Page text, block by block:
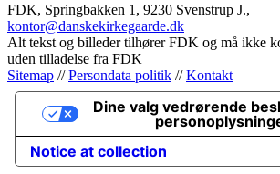
FDK, Springbakken 1, 9230 Svenstrup J.,
kontor@danskekirkegaarde.dk
Alt tekst og billeder tilhører FDK og må ikke
uden tilladelse fra FDK
Sitemap //Persondata politik //Kontakt
Notice at collection
Dine valg vedrørende